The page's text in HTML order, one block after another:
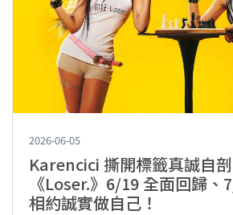
2026-06-05
Karencici 撕開標籤真誠自
《Loser.》6/19 全面回歸
相約誠實做自己！